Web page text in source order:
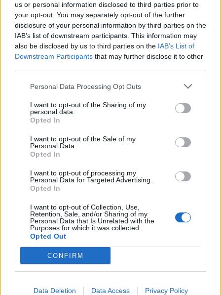
us or personal information disclosed to third parties prior to
your opt-out. You may separately opt-out of the further
disclosure of your personal information by third parties on the
IAB’s list of downstream participants. This information may
also be disclosed by us to third parties on the IAB’s List of
Downstream Participants that may further disclose it to other
Personal Data Processing Opt Outs
I want to opt-out of the Sharing of my
personal data.
Opted In
I want to opt-out of the Sale of my
Personal Data.
Opted In
I want to opt-out of processing my
Personal Data for Targeted Advertising.
Opted In
I want to opt-out of Collection, Use,
Retention, Sale, and/or Sharing of my
Personal Data that Is Unrelated with the
Purposes for which it was collected.
Opted Out
CONFIRM
Data Deletion Data Access Privacy Policy
Meghan Markle : ses exigences surprenantes lors
4 décembre 2025
Laisser un commentaire
Votre adresse e-mail ne sera pas publiée.Les champs
obligatoires sont indiqués avec